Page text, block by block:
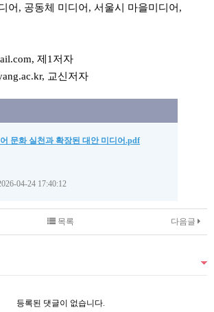
어, 공동체 미디어, 서울시 마을미디어,
제1저자
교신저자
문화 실천과 확장된 대안 미디어.pdf
04-24 17:40:12
다음글
목록
등록된 댓글이 없습니다.